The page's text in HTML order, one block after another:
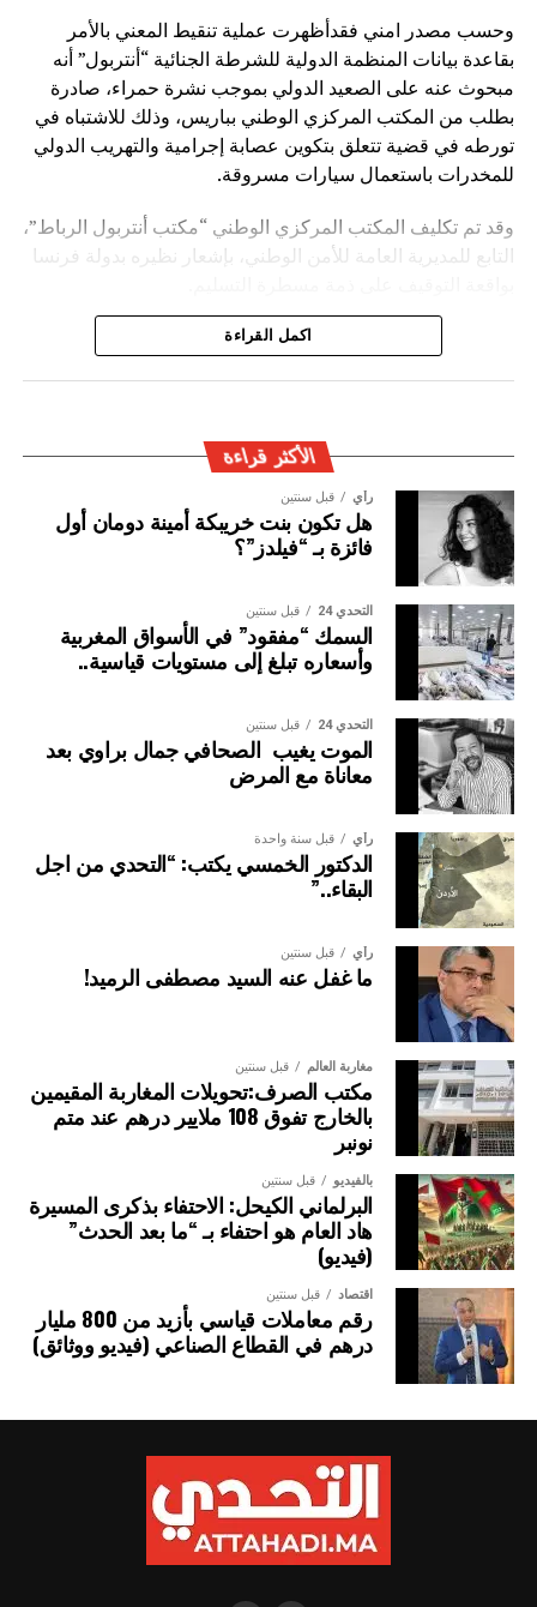
وحسب مصدر امني فقدأظهرت عملية تنقيط المعني بالأمر
بقاعدة بيانات المنظمة الدولية للشرطة الجنائية “أنتربول” أنه
مبحوث عنه على الصعيد الدولي بموجب نشرة حمراء، صادرة
بطلب من المكتب المركزي الوطني بباريس، وذلك للاشتباه في
تورطه في قضية تتعلق بتكوين عصابة إجرامية والتهريب الدولي
للمخدرات باستعمال سيارات مسروقة.
وقد تم تكليف المكتب المركزي الوطني “مكتب أنتربول الرباط”،
التابع للمديرية العامة للأمن الوطني، بإشعار نظيره بدولة فرنسا
ويأتي توقيف المشتبه به في سياق التزام المصالح الأمنية
المغربية بتفعيل آليات التعاون الأمني الدولي، خصوصا ملاحقة
اكمل القراءة
الأكثر قراءة
رأي قبل سنتين
هل تكون بنت خريبكة أمينة دومان أول
فائزة بـ “فيلدز”؟
التحدي 24 قبل سنتين
السمك “مفقود” في الأسواق المغربية
وأسعاره تبلغ إلى مستويات قياسية..
التحدي 24 قبل سنتين
الموت يغيب الصحافي جمال براوي بعد
معاناة مع المرض
رأي قبل سنة واحدة
الدكتور الخمسي يكتب: “التحدي من اجل
البقاء..”
رأي قبل سنتين
ما غفل عنه السيد مصطفى الرميد!
مغاربة العالم قبل سنتين
مكتب الصرف:تحويلات المغاربة المقيمين
بالخارج تفوق 108 ملايير درهم عند متم
نونبر
بالفيديو قبل سنتين
البرلماني الكيحل: الاحتفاء بذكرى المسيرة
هاد العام هو احتفاء بـ “ما بعد الحدث”
(فيديو)
اقتصاد قبل سنتين
رقم معاملات قياسي بأزيد من 800 مليار
درهم في القطاع الصناعي (فيديو ووثائق)